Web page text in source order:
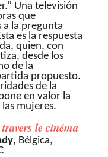
Una televisión
que
a la pregunta
es la respuesta
quien, con
desde los
de la
propuesto.
de la
en valor la
mujeres.
le cinéma
, Bélgica,